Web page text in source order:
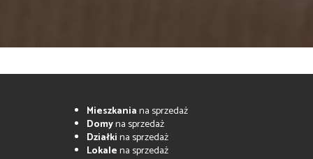
Mieszkaniana sprzedaż
Domyna sprzedaż
Działkina sprzedaż
Lokalena sprzedaż